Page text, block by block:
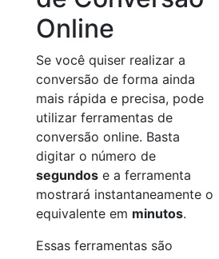
Online
Se você quiser realizar a
conversão de forma ainda
mais rápida e precisa, pode
utilizar ferramentas de
conversão online. Basta
digitar o número de
segundos e a ferramenta
mostrará instantaneamente o
equivalente em minutos.
Essas ferramentas são